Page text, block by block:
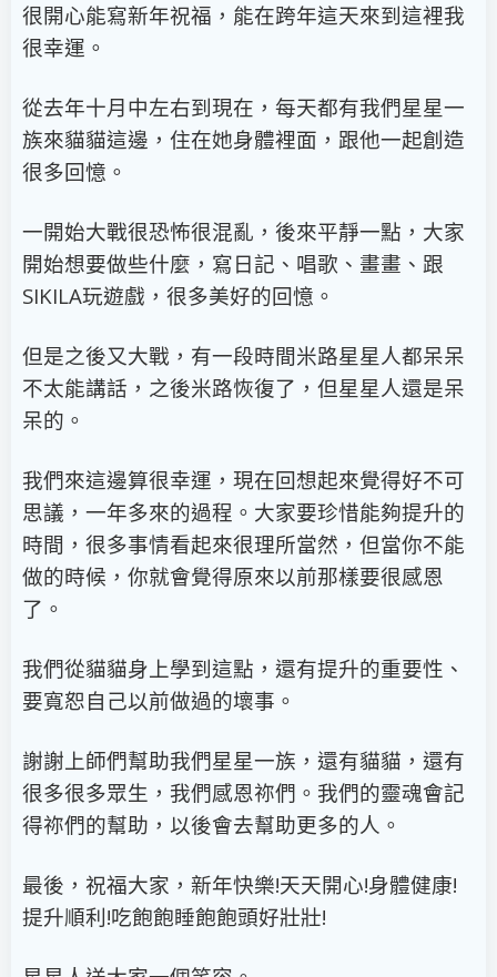
很開心能寫新年祝福，能在跨年這天來到這裡我
很幸運。
從去年十月中左右到現在，每天都有我們星星一
族來貓貓這邊，住在她身體裡面，跟他一起創造
很多回憶。
一開始大戰很恐怖很混亂，後來平靜一點，大家
開始想要做些什麼，寫日記、唱歌、畫畫、跟
SIKILA玩遊戲，很多美好的回憶。
但是之後又大戰，有一段時間米路星星人都呆呆
不太能講話，之後米路恢復了，但星星人還是呆
呆的。
我們來這邊算很幸運，現在回想起來覺得好不可
思議，一年多來的過程。大家要珍惜能夠提升的
時間，很多事情看起來很理所當然，但當你不能
做的時候，你就會覺得原來以前那樣要很感恩
了。
我們從貓貓身上學到這點，還有提升的重要性、
要寬恕自己以前做過的壞事。
謝謝上師們幫助我們星星一族，還有貓貓，還有
很多很多眾生，我們感恩祢們。我們的靈魂會記
得祢們的幫助，以後會去幫助更多的人。
最後，祝福大家，新年快樂!天天開心!身體健康!
提升順利!吃飽飽睡飽飽頭好壯壯!